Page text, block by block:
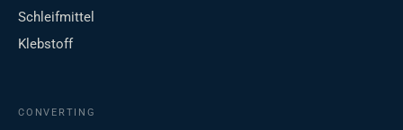
Schleifmittel
Klebstoff
CONVERTING